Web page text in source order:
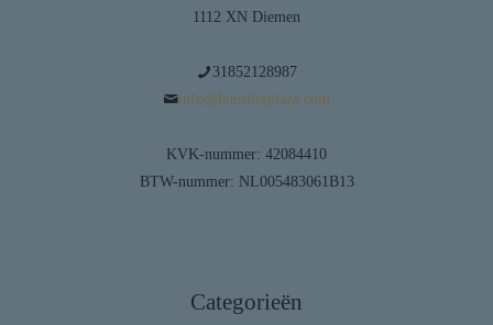
1112 XN Diemen
31852128987
info@huisdierplaza.com
KVK-nummer: 42084410
BTW-nummer: NL005483061B13
Categorieën